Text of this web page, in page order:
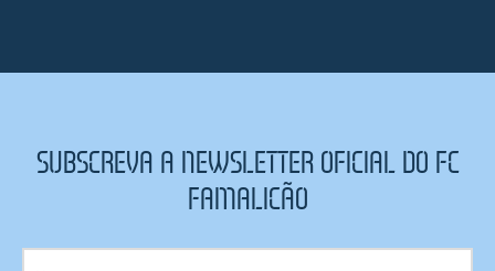
SUBSCREVA A NEWSLETTER OFICIAL DO FC
FAMALICÃO